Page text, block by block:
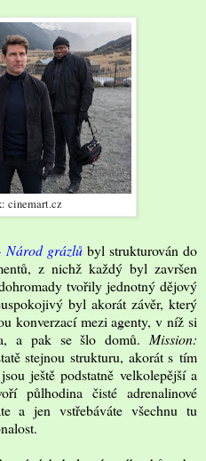
cinemart.cz
Národ grázlůbyl strukturován do
z nichž každý byl završen
tvořily jednotný dějový
byl akorát závěr, který
konverzací mezi agenty, v níž si
a pak se šlo domů. Mission:
stejnou strukturu, akorát s tím
ještě podstatně velkolepější a
půlhodina čisté adrenalinové
a jen vstřebáváte všechnu tu